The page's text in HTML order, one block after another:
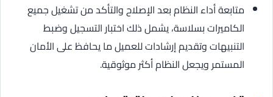
متابعة أداء النظام بعد الإصلاح والتأكد من تشغيل جميع
الكاميرات بسلاسة، يشمل ذلك اختبار التسجيل وضبط
التنبيهات وتقديم إرشادات للعميل ما يحافظ على الأمان
المستمر ويجعل النظام أكثر موثوقية.